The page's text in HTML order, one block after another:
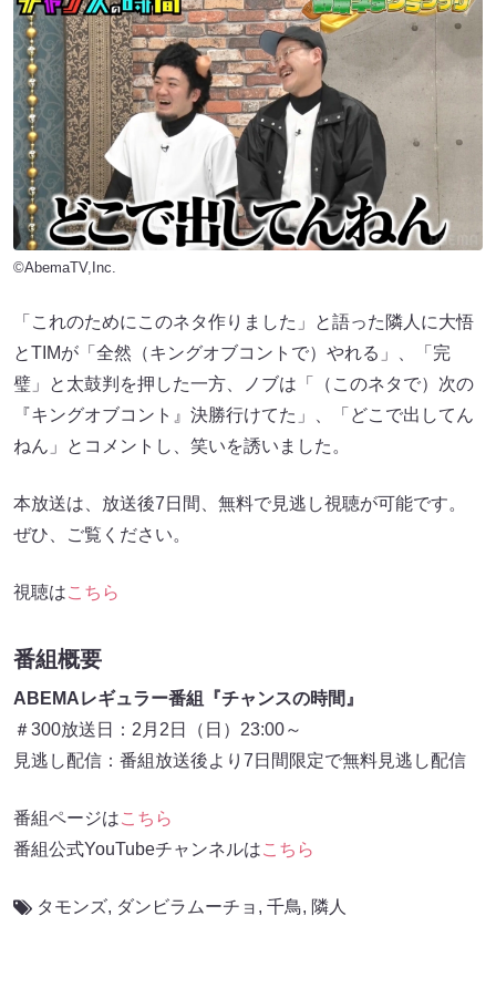
©AbemaTV,Inc.
「これのためにこのネタ作りました」と語った隣人に大悟
とTIMが「全然（キングオブコントで）やれる」、「完
璧」と太鼓判を押した一方、ノブは「（このネタで）次の
『キングオブコント』決勝行けてた」、「どこで出してん
ねん」とコメントし、笑いを誘いました。
本放送は、放送後7日間、無料で見逃し視聴が可能です。
ぜひ、ご覧ください。
視聴はこちら
番組概要
ABEMAレギュラー番組『チャンスの時間』
＃300放送日：2月2日（日）23:00～
見逃し配信：番組放送後より7日間限定で無料見逃し配信
番組ページはこちら
番組公式YouTubeチャンネルはこちら
タモンズ, ダンビラムーチョ , 千鳥, 隣人